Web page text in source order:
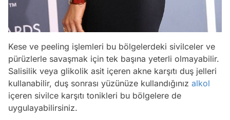
Kese ve peeling işlemleri bu bölgelerdeki sivilceler ve
pürüzlerle savaşmak için tek başına yeterli olmayabilir.
Salisilik veya glikolik asit içeren akne karşıtı duş jelleri
kullanabilir, duş sonrası yüzünüze kullandığınız alkol
içeren sivilce karşıtı tonikleri bu bölgelere de
uygulayabilirsiniz.